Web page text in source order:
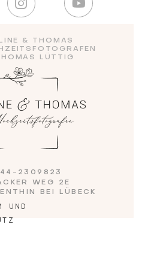
& THOMAS
LÜTTIG
UND
2309823
WEG 2E
BEI LÜBECK
Blog
Impressum